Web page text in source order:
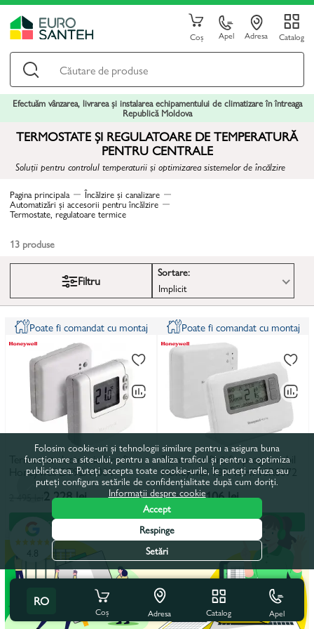
Coș Apel Adresa Catalog
Efectuăm vânzarea, livrarea și instalarea echipamentului de climatizare în întreaga
Republică Moldova
TERMOSTATE ȘI REGULATOARE DE TEMPERATURĂ
PENTRU CENTRALE
Soluții pentru controlul temperaturii și optimizarea sistemelor de încălzire
Pagina principala Încălzire și canalizare
Automatizări și accesorii pentru încălzire
Termostate, regulatoare termice
13 produse
Filtru
Sortare:
Implicit
Poate fi comandat cu montaj
Termostat electronic fara fir
Honeywell DT92A1004
2 228 lei
În coș În rate
Poate fi comandat cu montaj
Termostat fără fir, programabil
Honeywell T3R Y3H710R0072
3 479 lei3 106 lei
În coș În rate
RO
Coș Adresa Catalog Apel
4.8
Folosim cookie-uri și tehnologii similare pentru a asigura buna
funcționare a site-ului, pentru a analiza traficul și pentru a optimiza
publicitatea. Puteți accepta toate cookie-urile, le puteți refuza sau
puteți configura setările de confidențialitate după cum doriți.
Informații despre cookie
Accept
Respinge
Setări